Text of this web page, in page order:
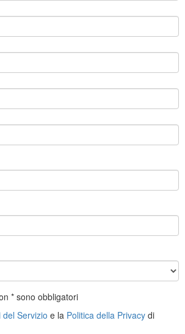
* sono obbligatori
del Servizio e la Politica della Privacy di